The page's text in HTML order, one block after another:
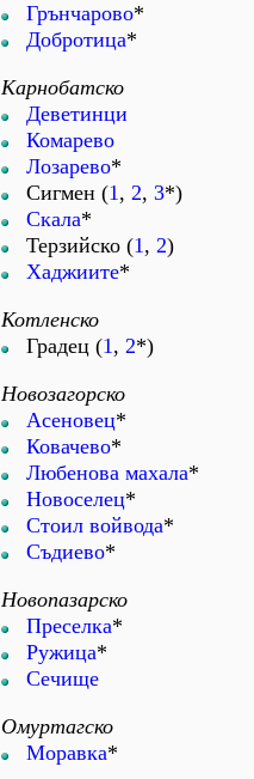
Грънчарово*
Добротица*
Карнобатско
Деветинци
Комарево
Лозарево*
Сигмен (1, 2, 3*)
Скала*
Терзийско (1, 2)
Хаджиите*
Котленско
Градец (1, 2*)
Новозагорско
Асеновец*
Ковачево*
Любенова махала*
Новоселец*
Стоил войвода*
Съдиево*
Новопазарско
Преселка*
Ружица*
Сечище
Омуртагско
Моравка*